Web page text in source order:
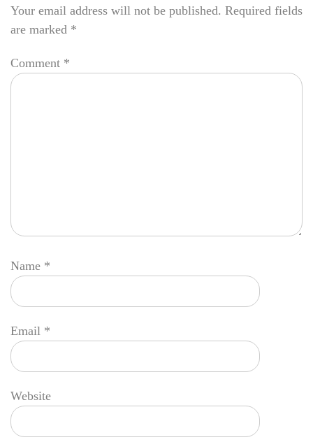
Your email address will not be published. Required fields
are marked *
Comment *
Name *
Email *
Website